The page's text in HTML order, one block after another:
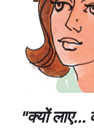
"क्यों